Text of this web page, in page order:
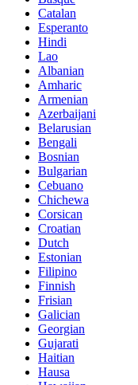
Catalan
Esperanto
Hindi
Lao
Albanian
Amharic
Armenian
Azerbaijani
Belarusian
Bengali
Bosnian
Bulgarian
Cebuano
Chichewa
Corsican
Croatian
Dutch
Estonian
Filipino
Finnish
Frisian
Galician
Georgian
Gujarati
Haitian
Hausa